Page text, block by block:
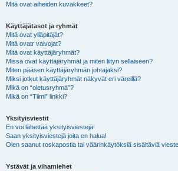
Mitä ovat aiheiden kuvakkeet?
Käyttäjätasot ja ryhmät
Mitä ovat ylläpitäjät?
Mitä ovatr valvojat?
Mitä ovat käyttäjäryhmät?
Missä ovat käyttäjäryhmät ja miten liityn sellaiseen?
Miten pääsen käyttäjäryhmän johtajaksi?
Miksi jotkut käyttäjäryhmät näkyvät eri väreillä?
Mikä on “oletusryhmä”?
Mikä on “Tiimi” linkki?
Yksityisviestit
En voi lähettää yksityisviestejä!
Saan yksityisviestejä joita en halua!
Olen saanut roskapostia tai väärinkäytöksiä sisältäviä
Ystävät ja vihamiehet